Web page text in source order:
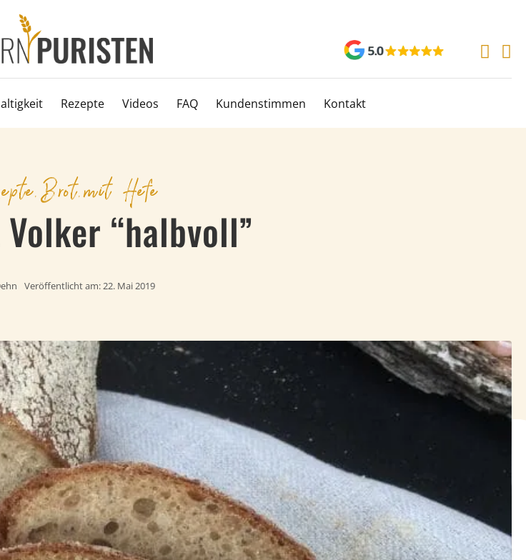
Rezepte Videos FAQ Kundenstimmen Kontakt
Brot,mit Hefe
“halbvoll”
Veröffentlicht am: 22. Mai 2019